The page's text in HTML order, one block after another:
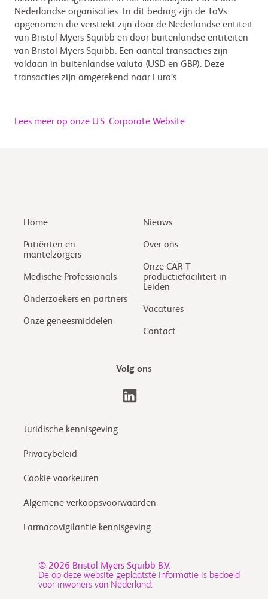
Nederlandse organisaties. In dit bedrag zijn de ToVs
opgenomen die verstrekt zijn door de Nederlandse entiteit
van Bristol Myers Squibb en door buitenlandse entiteiten
van Bristol Myers Squibb. Een aantal transacties zijn
voldaan in buitenlandse valuta (USD en GBP). Deze
transacties zijn omgerekend naar Euro’s.
Lees meer op onze U.S. Corporate Website
Home
Patiënten en
mantelzorgers
Medische Professionals
Onderzoekers en partners
Onze geneesmiddelen
Nieuws
Over ons
Onze CAR T
productiefaciliteit in
Leiden
Vacatures
Contact
Volg ons
Juridische kennisgeving
Privacybeleid
Cookie voorkeuren
Algemene verkoopsvoorwaarden
Farmacovigilantie kennisgeving
© 2026 Bristol Myers Squibb B.V.
De op deze website geplaatste informatie is bedoeld
voor inwoners van Nederland.